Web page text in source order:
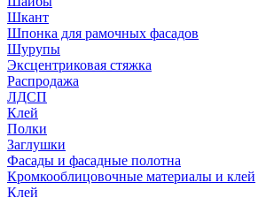
Шкант
Шпонка для рамочных фасадов
Шурупы
Эксцентриковая стяжка
Распродажа
ЛДСП
Клей
Полки
Заглушки
Фасады и фасадные полотна
Кромкооблицовочные материалы и клей
Клей